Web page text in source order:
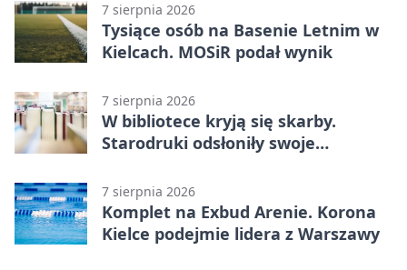
7 sierpnia 2026
Tysiące osób na Basenie Letnim w
Kielcach. MOSiR podał wynik
7 sierpnia 2026
W bibliotece kryją się skarby.
Starodruki odsłoniły swoje
7 sierpnia 2026
Komplet na Exbud Arenie. Korona
Kielce podejmie lidera z Warszawy